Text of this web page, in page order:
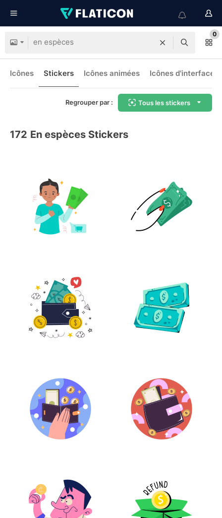
0
Icônes Stickers Icônes animées Icônes d'interface
Regrouper par : Tous les stickers
172 En espèces Stickers